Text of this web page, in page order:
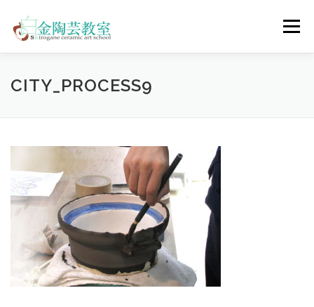
メニュー
陶芸体験コース ウェディングコース
ENGLISH
CITY_PROCESS9